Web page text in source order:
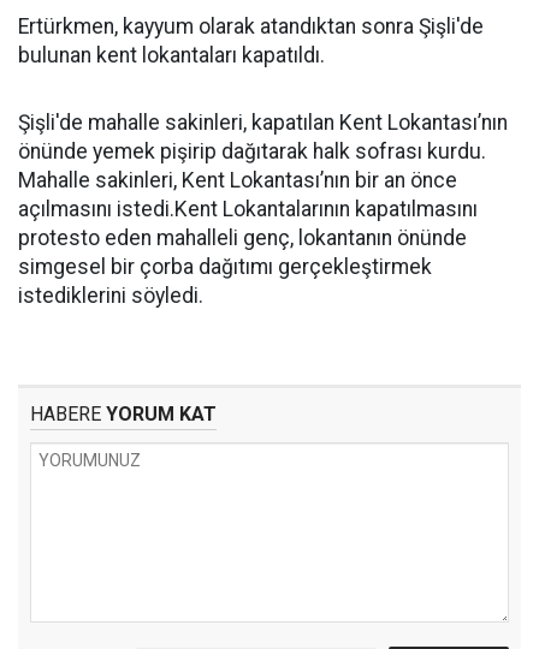
Ertürkmen, kayyum olarak atandıktan sonra Şişli'de
bulunan kent lokantaları kapatıldı.
Şişli'de mahalle sakinleri, kapatılan Kent Lokantası’nın
önünde yemek pişirip dağıtarak halk sofrası kurdu.
Mahalle sakinleri, Kent Lokantası’nın bir an önce
açılmasını istedi.Kent Lokantalarının kapatılmasını
protesto eden mahalleli genç, lokantanın önünde
simgesel bir çorba dağıtımı gerçekleştirmek
istediklerini söyledi.
HABERE YORUM KAT